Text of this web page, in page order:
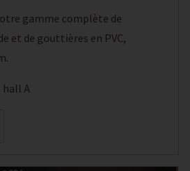
gamme complète de
et de gouttières en PVC,
hall A